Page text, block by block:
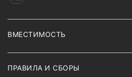
ВМЕСТИМОСТЬ
ПРАВИЛА И СБОРЫ